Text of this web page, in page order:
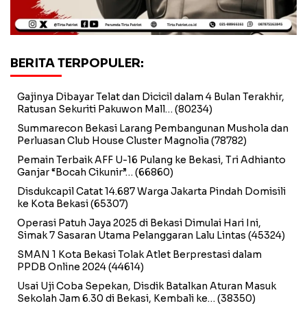
BERITA TERPOPULER:
Gajinya Dibayar Telat dan Dicicil dalam 4 Bulan Terakhir,
Ratusan Sekuriti Pakuwon Mall… (80234)
Summarecon Bekasi Larang Pembangunan Mushola dan
Perluasan Club House Cluster Magnolia (78782)
Pemain Terbaik AFF U-16 Pulang ke Bekasi, Tri Adhianto
Ganjar “Bocah Cikunir”… (66860)
Disdukcapil Catat 14.687 Warga Jakarta Pindah Domisili
ke Kota Bekasi(65307)
Operasi Patuh Jaya 2025 di Bekasi Dimulai Hari Ini,
Simak 7 Sasaran Utama Pelanggaran Lalu Lintas (45324)
SMAN 1 Kota Bekasi Tolak Atlet Berprestasi dalam
PPDB Online 2024(44614)
Usai Uji Coba Sepekan, Disdik Batalkan Aturan Masuk
Sekolah Jam 6.30 di Bekasi, Kembali ke… (38350)